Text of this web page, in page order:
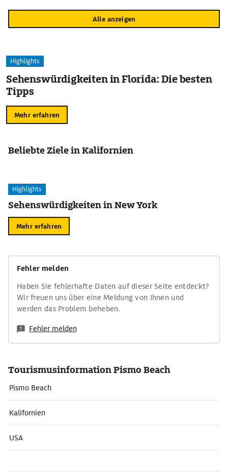
Alle anzeigen
Highlights
Sehenswürdigkeiten in Florida: Die besten
Tipps
Mehr erfahren
Beliebte Ziele in Kalifornien
Highlights
Sehenswürdigkeiten in New York
Mehr erfahren
Fehler melden
Haben Sie fehlerhafte Daten auf dieser Seite entdeckt?
Wir freuen uns über eine Meldung von Ihnen und
werden das Problem beheben.
Fehler melden
Tourismusinformation Pismo Beach
Pismo Beach
Kalifornien
USA